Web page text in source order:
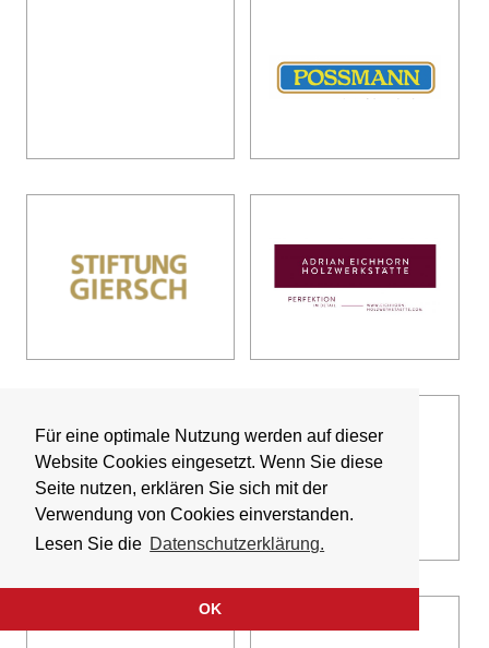
Für eine optimale Nutzung werden auf dieser
Website Cookies eingesetzt. Wenn Sie diese
Seite nutzen, erklären Sie sich mit der
Verwendung von Cookies einverstanden.
Lesen Sie die Datenschutzerklärung.
OK